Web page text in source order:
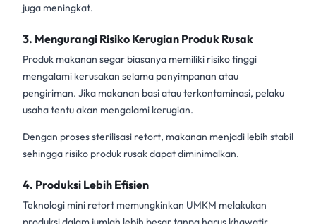
juga meningkat.
3. Mengurangi Risiko Kerugian Produk Rusak
Produk makanan segar biasanya memiliki risiko tinggi
mengalami kerusakan selama penyimpanan atau
pengiriman. Jika makanan basi atau terkontaminasi, pelaku
usaha tentu akan mengalami kerugian.
Dengan prosessterilisasi retort, makanan menjadi lebih stabil
sehingga risiko produk rusak dapat diminimalkan.
4. Produksi Lebih Efisien
Teknologi mini retort memungkinkan UMKM melakukan